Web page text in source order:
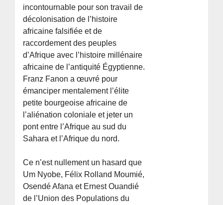
incontournable pour son travail de
décolonisation de l’histoire
africaine falsifiée et de
raccordement des peuples
d’Afrique avec l’histoire millénaire
africaine de l’antiquité Égyptienne.
Franz Fanon a œuvré pour
émanciper mentalement l’élite
petite bourgeoise africaine de
l’aliénation coloniale et jeter un
pont entre l’Afrique au sud du
Sahara et l’Afrique du nord.
Ce n’est nullement un hasard que
Um Nyobe, Félix Rolland Moumié,
Osendé Afana et Ernest Ouandié
de l’Union des Populations du